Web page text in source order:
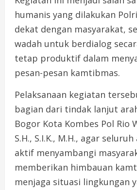
humanis yang dilakukan
dekat dengan masyarakat,
wadah untuk berdialog
tetap produktif dalam
pesan-pesan kamtibmas.
Pelaksanaan kegiatan
bagian dari tindak lanjut
Bogor Kota Kombes Pol Rio
S.H., S.I.K., M.H., agar
aktif menyambangi
memberikan himbauan
menjaga situasi lingkungan